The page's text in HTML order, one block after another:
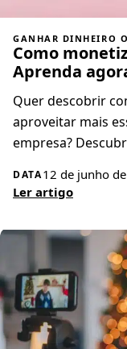
GANHAR DINHEIRO
Como
Aprenda
Quer descobrir
aproveitar mais
empresa?
DATA12 de junho
Ler artigo